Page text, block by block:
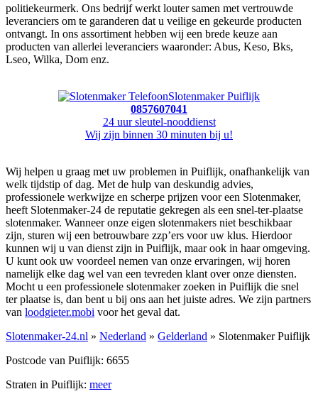
politiekeurmerk. Ons bedrijf werkt louter samen met vertrouwde
leveranciers om te garanderen dat u veilige en gekeurde producten
ontvangt. In ons assortiment hebben wij een brede keuze aan
producten van allerlei leveranciers waaronder: Abus, Keso, Bks,
Lseo, Wilka, Dom enz.
Slotenmaker Puiflijk
0857607041
24 uur sleutel-nooddienst
Wij zijn binnen 30 minuten bij u!
Wij helpen u graag met uw problemen in Puiflijk, onafhankelijk van
welk tijdstip of dag. Met de hulp van deskundig advies,
professionele werkwijze en scherpe prijzen voor een Slotenmaker,
heeft Slotenmaker-24 de reputatie gekregen als een snel-ter-plaatse
slotenmaker. Wanneer onze eigen slotenmakers niet beschikbaar
zijn, sturen wij een betrouwbare zzp’ers voor uw klus. Hierdoor
kunnen wij u van dienst zijn in Puiflijk, maar ook in haar omgeving.
U kunt ook uw voordeel nemen van onze ervaringen, wij horen
namelijk elke dag wel van een tevreden klant over onze diensten.
Mocht u een professionele slotenmaker zoeken in Puiflijk die snel
ter plaatse is, dan bent u bij ons aan het juiste adres. We zijn partners
van loodgieter.mobi voor het geval dat.
Slotenmaker-24.nl » Nederland » Gelderland » Slotenmaker Puiflijk
Postcode van Puiflijk: 6655
Straten in Puiflijk: meer